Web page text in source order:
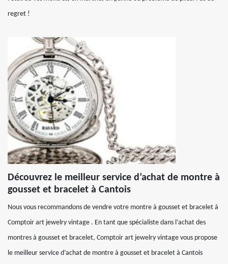
regret !
Découvrez le meilleur service d’achat de montre à
gousset et bracelet à Cantois
Nous vous recommandons de vendre votre montre à gousset et bracelet à
Comptoir art jewelry vintage . En tant que spécialiste dans l’achat des
montres à gousset et bracelet, Comptoir art jewelry vintage vous propose
le meilleur service d’achat de montre à gousset et bracelet à Cantois